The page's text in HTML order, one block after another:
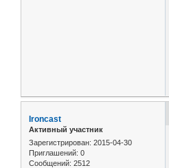
Ironcast
Активный участник
Зарегистрирован: 2015-04-30
Приглашений: 0
Сообщений: 2512